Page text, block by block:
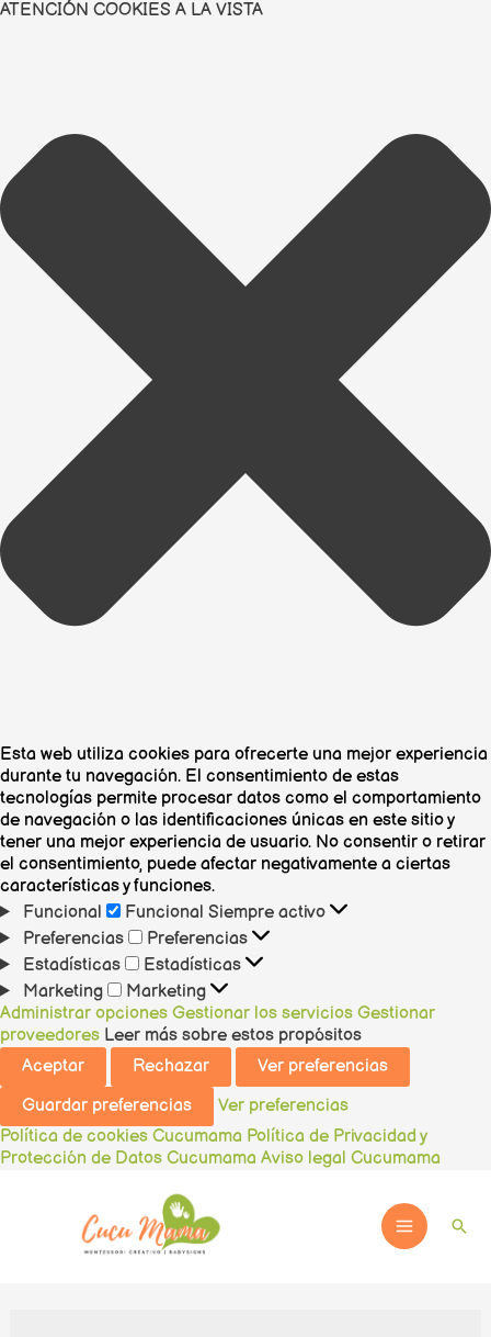
ATENCIÓN COOKIES A LA VISTA
Esta web utiliza cookies para ofrecerte una mejor experiencia
durante tu navegación. El consentimiento de estas
tecnologías permite procesar datos como el comportamiento
de navegación o las identificaciones únicas en este sitio y
tener una mejor experiencia de usuario. No consentir o retirar
el consentimiento, puede afectar negativamente a ciertas
características y funciones.
Funcional
Funcional Siempre activo
Preferencias
Preferencias
Estadísticas
Estadísticas
Marketing
Marketing
Administrar opciones Gestionar los servicios Gestionar
proveedores Leer más sobre estos propósitos
Aceptar
Rechazar
Ver preferencias
Guardar preferencias
Ver preferencias
Política de cookies Cucumama Política de Privacidad y
Protección de Datos Cucumama Aviso legal Cucumama
Main